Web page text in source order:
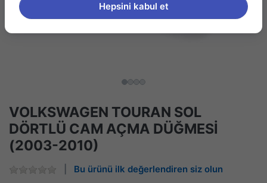
VOLKSWAGEN TOURAN SOL
DÖRTLÜ CAM AÇMA DÜĞMESİ
(2003-2010)
Bu ürünü ilk değerlendiren siz olun
Hepsini kabul et